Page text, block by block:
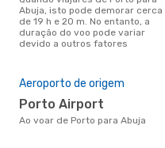
Abuja, isto pode demorar cerca
de 19 h e 20 m. No entanto, a
duração do voo pode variar
devido a outros fatores
Aeroporto de origem
Porto Airport
Ao voar de Porto para Abuja